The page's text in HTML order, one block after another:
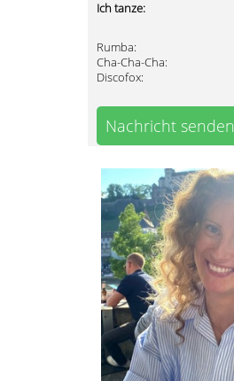
Ich tanze:
Rumba:
Cha-Cha-Cha:
Discofox:
Nachricht senden